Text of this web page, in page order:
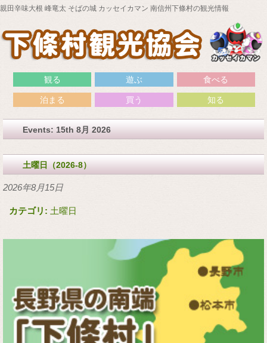
親田辛味大根 峰竜太 そばの城 カッセイカマン 南信州下條村の観光情報
観る 遊ぶ 食べる
泊まる 買う 知る
Events: 15th 8月 2026
土曜日（2026-8）
2026年8月15日
カテゴリ: 土曜日